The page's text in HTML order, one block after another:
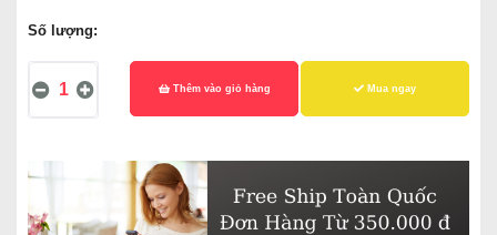
Số lượng:
Thêm vào giỏ hàng Mua ngay